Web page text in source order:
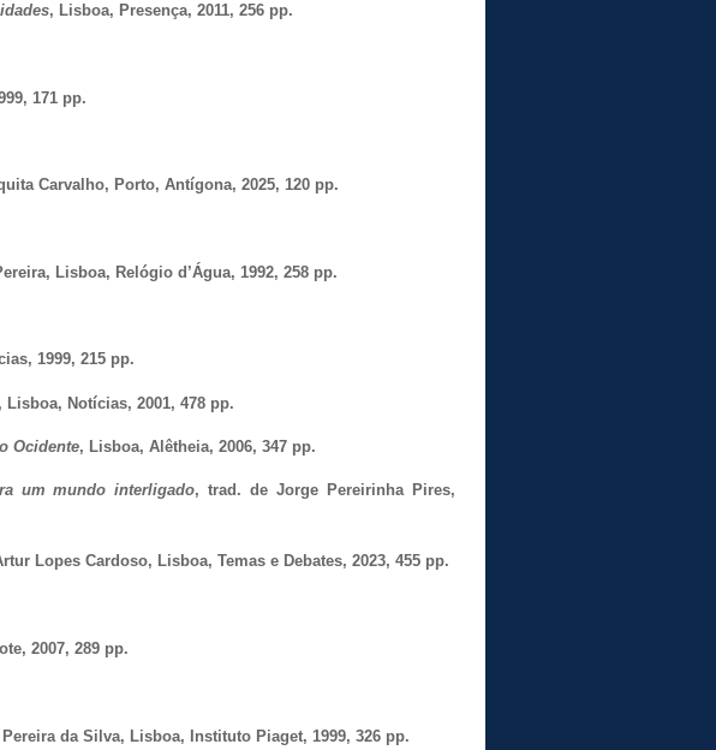
, Lisboa, Presença, 2011, 256 pp.
171 pp.
Carvalho, Porto, Antígona, 2025, 120 pp.
Lisboa, Relógio d’Água, 1992, 258 pp.
1999, 215 pp.
Notícias, 2001, 478 pp.
Ocidente, Lisboa, Alêtheia, 2006, 347 pp.
um mundo interligado, trad. de Jorge Pereirinha Pires,
Lopes Cardoso, Lisboa, Temas e Debates, 2023, 455 pp.
2007, 289 pp.
da Silva, Lisboa, Instituto Piaget, 1999, 326 pp.